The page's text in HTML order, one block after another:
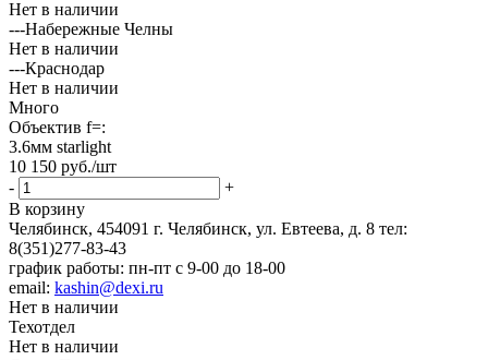
Нет в наличии
---Набережные Челны
Нет в наличии
---Краснодар
Нет в наличии
Много
Объектив f=:
3.6мм starlight
10 150 руб./шт
-
+
В корзину
Челябинск, 454091 г. Челябинск, ул. Евтеева, д. 8 тел:
8(351)277-83-43
график работы: пн-пт с 9-00 до 18-00
email: kashin@dexi.ru
Нет в наличии
Техотдел
Нет в наличии